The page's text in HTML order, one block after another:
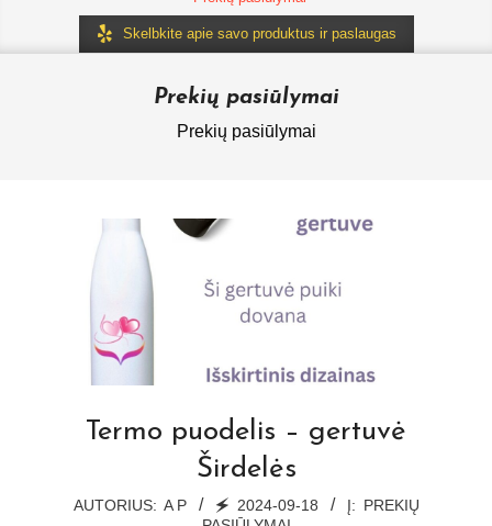
Skelbkite apie savo produktus ir paslaugas
Prekių pasiūlymai
Prekių pasiūlymai
Termo puodelis – gertuvė
Širdelės
2024-
AUTORIUS: A P 🗲 2024-09-18 Į: PREKIŲ